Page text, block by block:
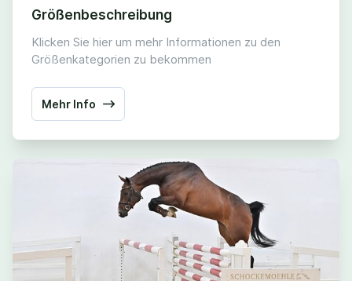
Größenbeschreibung
Klicken Sie hier um mehr Informationen zu den
Größenkategorien zu bekommen
Mehr Info